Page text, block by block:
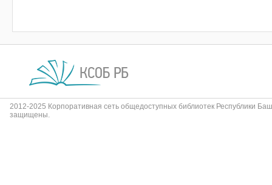
2012-2025 Корпоративная сеть общедоступных библиотек Республики
защищены.